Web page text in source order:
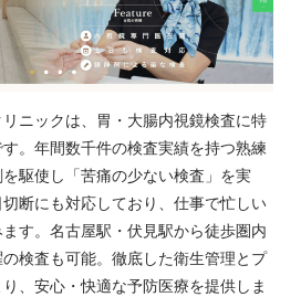
ニックは、胃・大腸内視鏡検査に特
。年間数千件の検査実績を持つ熟練
駆使し「苦痛の少ない検査」を実
断にも対応しており、仕事で忙しい
す。名古屋駅・伏見駅から徒歩圏内
検査も可能。徹底した衛生管理とプ
、安心・快適な予防医療を提供しま